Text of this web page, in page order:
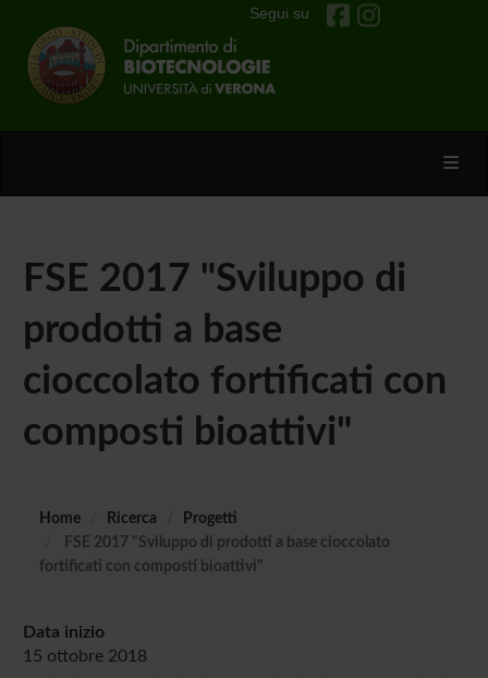
Segui su
FSE 2017 "Sviluppo di
prodotti a base
cioccolato fortificati con
composti bioattivi"
Home Ricerca
Progetti
FSE 2017 "Sviluppo di prodotti a base cioccolato
fortificati con composti bioattivi"
Data inizio
15 ottobre 2018